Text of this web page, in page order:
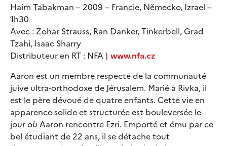
Haim Tabakman – 2009 – Francie, Německo, Izrael –
1h30
Avec : Zohar Strauss, Ran Danker, Tinkerbell, Grad
Tzahi, Isaac Sharry
Distributeur en RT : NFA | www.nfa.cz
Aaron est un membre respecté de la communauté
juive ultra-orthodoxe de Jérusalem. Marié à Rivka, il
est le père dévoué de quatre enfants. Cette vie en
apparence solide et structurée est bouleversée le
jour où Aaron rencontre Ezri. Emporté et ému par ce
bel étudiant de 22 ans, il se détache tout